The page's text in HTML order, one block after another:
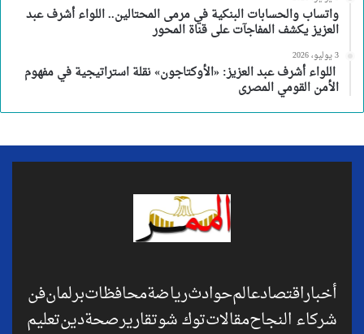
واتساب والحسابات البنكية في مرمى المحتالين.. اللواء أشرف عبد
العزيز يكشف المفاجآت على قناة المحور
3 يوليو، 2026
اللواء أشرف عبد العزيز: «الأوكتاجون» نقلة استراتيجية في مفهوم
الأمن القومي المصرى
أخباراقتصادعالمحوادثرياضةمحافظاتبرلمانفن
شركاء النجاحمقالاتتوك شوتقاريرصحةدينتعليم